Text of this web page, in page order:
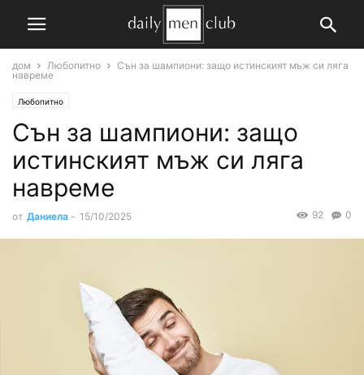
дом Любопитно
Сън за шампиони: защо истинският мъж си ляга
навреме
Любопитно
Сън за шампиони: защо
истинският мъж си ляга
навреме
от Даниела - 15/10/2025 0
92